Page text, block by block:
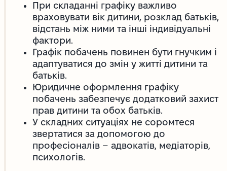
При складанні графіку важливо
враховувати вік дитини, розклад батьків,
відстань між ними та інші індивідуальні
фактори.
Графік побачень повинен бути гнучким і
адаптуватися до змін у житті дитини та
батьків.
Юридичне оформлення графіку
побачень забезпечує додатковий захист
прав дитини та обох батьків.
У складних ситуаціях не соромтеся
звертатися за допомогою до
професіоналів – адвокатів, медіаторів,
психологів.